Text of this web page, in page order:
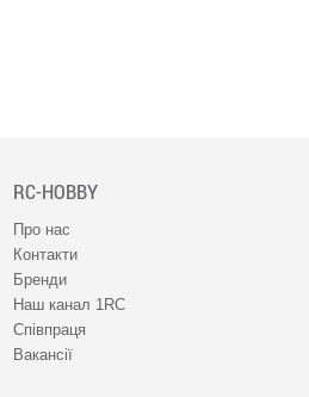
RC-HOBBY
Про нас
Контакти
Бренди
Наш канал 1RC
Співпраця
Вакансії